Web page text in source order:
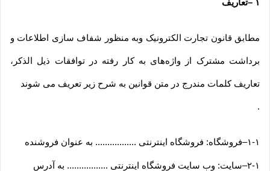
۱ –تعاریف
مطابق قانون تجارت الکترونیک وبه منظور شفاف سازی اطلاعات و
برداشت مشترک از واژه‌های به کار رفته در توافقات ذیل الذکر،
تعاریف کلمات مندرج در متن قوانین به شرح زیر تعریف می شوند
.
۱-۱–فروشگاه: فروشگاه اینترنتی ................. به عنوان فروشنده
۲-۱–سایت: وب سایت فروشگاه اینترنتی ................. به آدرس